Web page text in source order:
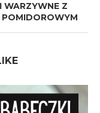
WARZYWNE Z
POMIDOROWYM